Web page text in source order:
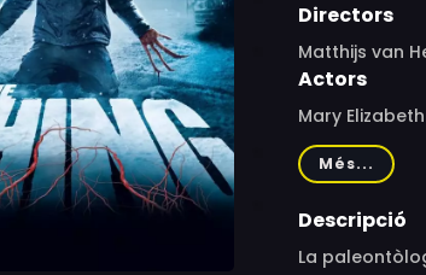
Directors
Matthijs van
Actors
Mary
Braunstein,
Carsten
Més...
Descripció
La